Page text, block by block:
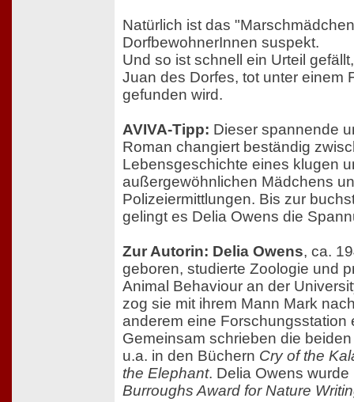
Natürlich ist das
DorfbewohnerInnen suspekt.
Und so ist schnell ein Urteil
Juan des Dorfes, tot unter einem
gefunden wird.
AVIVA-Tipp: Dieser spannende
Roman changiert beständig
Lebensgeschichte eines klugen
außergewöhnlichen Mädchens
Polizeiermittlungen. Bis zur
gelingt es Delia Owens die
Zur Autorin: Delia Owens, ca.
geboren, studierte Zoologie und
Animal Behaviour an der
zog sie mit ihrem Mann Mark
anderem eine Forschungsstation
Gemeinsam schrieben die
u.a. in den Büchern Cry of the
the Elephant. Delia Owens
Burroughs Award for Nature